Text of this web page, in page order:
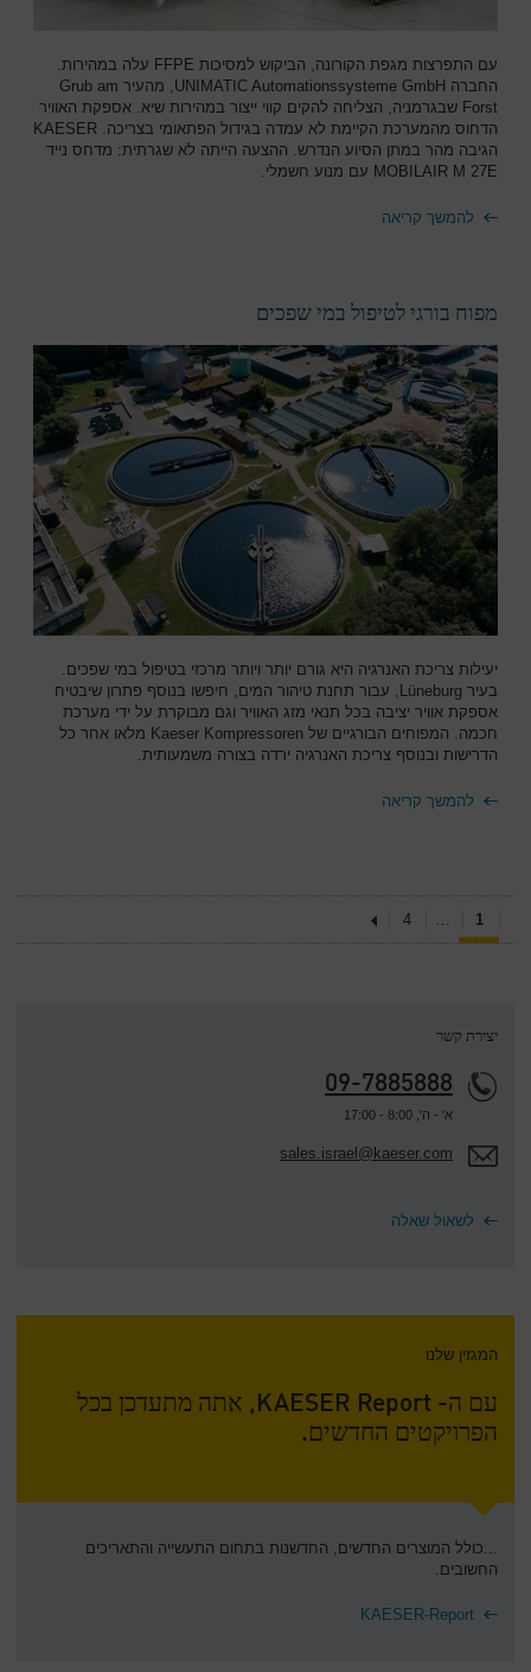
עם התפרצות מגפת הקורונה, הביקוש למסיכות FFPE עלה במהירות.
החברה UNIMATIC Automationssysteme GmbH, מהעיר Grub am
Forst שבגרמניה, הצליחה להקים קווי ייצור במהירות שיא. אספקת האוויר
הדחוס מהמערכת הקיימת לא עמדה בגידול הפתאומי בצריכה. KAESER
הגיבה מהר במתן הסיוע הנדרש. ההצעה הייתה לא שגרתית: מדחס נייד
MOBILAIR M 27E עם מנוע חשמלי.
להמשך קריאה
מפוח בורגי לטיפול במי שפכים
יעילות צריכת האנרגיה היא גורם יותר ויותר מרכזי בטיפול במי שפכים.
בעיר Lüneburg, עבור תחנת טיהור המים, חיפשו בנוסף פתרון שיבטיח
אספקת אוויר יציבה בכל תנאי מזג האוויר וגם מבוקרת על ידי מערכת
חכמה. המפוחים הבורגיים של Kaeser Kompressoren מלאו אחר כל
הדרישות ובנוסף צריכת האנרגיה ירדה בצורה משמעותית.
להמשך קריאה
1
4
יצירת קשר
09-7885888
א' - ה', 8:00 - 17:00
sales.israel@kaeser.com
לשאול שאלה
המגזין שלנו
עם ה- KAESER Report, אתה מתעדכן בכל
הפרויקטים החדשים.
...כולל המוצרים החדשים, החדשנות בתחום התעשייה והתאריכים
החשובים.
KAESER-Report